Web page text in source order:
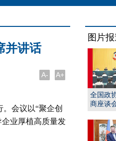
并讲话
A- A+
会议以“聚企创
业厚植高质量发
图片
全国政
商座谈
动...